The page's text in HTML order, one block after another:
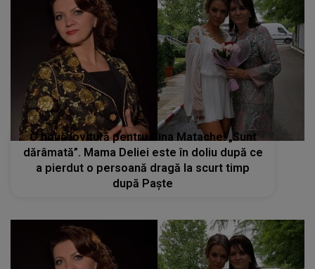
O nouă lovitură pentru Gina Matache! „Sunt
dărâmată”. Mama Deliei este în doliu după ce
a pierdut o persoană dragă la scurt timp
după Paște